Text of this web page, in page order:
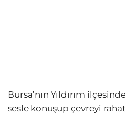
Bursa’nın Yıldırım
sesle konuşup çevreyi